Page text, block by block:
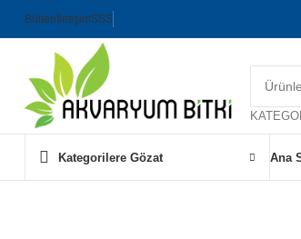
BültenİletişimSSS
Kategorilere Gözat Ana